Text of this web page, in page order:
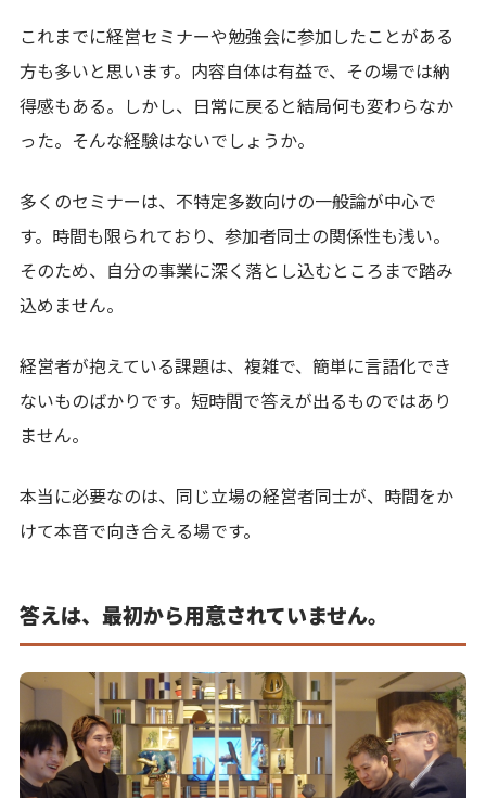
これまでに経営セミナーや勉強会に参加したことがある
方も多いと思います。内容自体は有益で、その場では納
得感もある。しかし、日常に戻ると結局何も変わらなか
った。そんな経験はないでしょうか。
多くのセミナーは、不特定多数向けの一般論が中心で
す。時間も限られており、参加者同士の関係性も浅い。
そのため、自分の事業に深く落とし込むところまで踏み
込めません。
経営者が抱えている課題は、複雑で、簡単に言語化でき
ないものばかりです。短時間で答えが出るものではあり
ません。
本当に必要なのは、同じ立場の経営者同士が、時間をか
けて本音で向き合える場です。
答えは、最初から用意されていません。